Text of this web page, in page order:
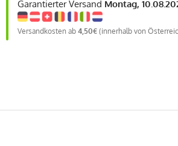
Garantierter Versand Montag,
Versandkosten ab 4,50€ (innerhalb von